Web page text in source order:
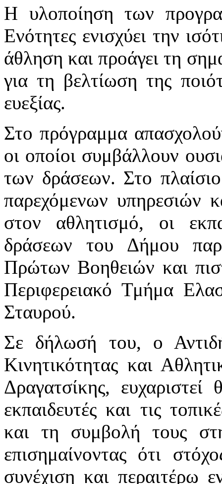
Η υλοποίηση των
Ενότητες ενισχύει την
άθληση και προάγει τη
για τη βελτίωση της
ευεξίας.
Στο πρόγραμμα
οι οποίοι συμβάλλουν
των δράσεων. Στο
παρεχόμενων υπηρεσιών
στον αθλητισμό, οι
δράσεων του Δήμου
Πρώτων Βοηθειών και
Περιφερειακό Τμήμα
Σταυρού.
Σε δήλωσή του, ο
Κινητικότητας και
Δραγατσίκης, ευχαριστεί
εκπαιδευτές και τις
και τη συμβολή τους
επισημαίνοντας ότι
συνέχιση και περαιτέρω